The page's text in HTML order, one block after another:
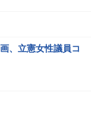
、立憲女性議員コ